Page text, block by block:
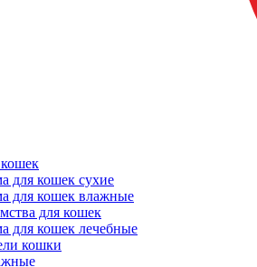
для кошек сухие
для кошек влажные
для кошек
для кошек лечебные
кошки